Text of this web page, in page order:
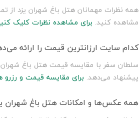
همه نظرات مهمانان هتل باغ شهران یزد از
مشاهده کنید. برای مشاهده نظرات کلیک
کدام سایت ارزانترین قیمت را ارائه
پیشنهاد می‌دهد. برای مقایسه قیمت و
همه عکس‌ها و امکانات هتل باغ شهران